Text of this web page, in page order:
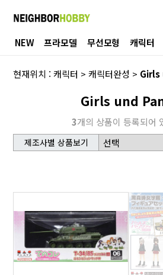
NEW 프라모델 무선모형 캐릭터
현재위치 :캐릭터 >캐릭터완성 > Girls
Girls und
3개의 상품이 등록되어
제조사별 상품보기